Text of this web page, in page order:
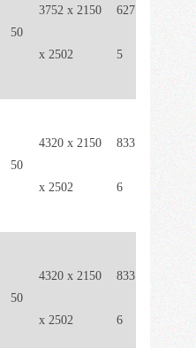
50
3752 x 2150
x 2502
627
5
50
4320 x 2150
x 2502
833
6
50
4320 x 2150
x 2502
833
6